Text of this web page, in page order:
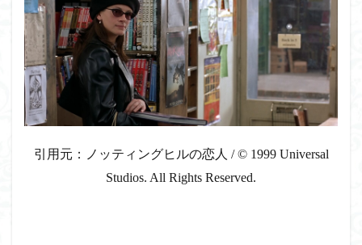
引用元：ノッティングヒルの恋人 / © 1999 Universal
Studios. All Rights Reserved.